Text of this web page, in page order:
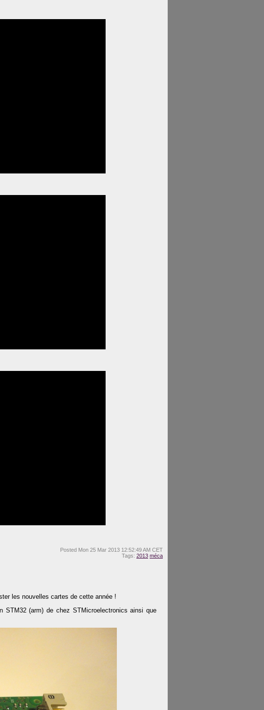
Posted Mon 25 Mar 2013 12:52:49 AM CET
Tags: 2013 méca
les nouvelles cartes de cette année !
STM32 (arm) de chez STMicroelectronics ainsi que